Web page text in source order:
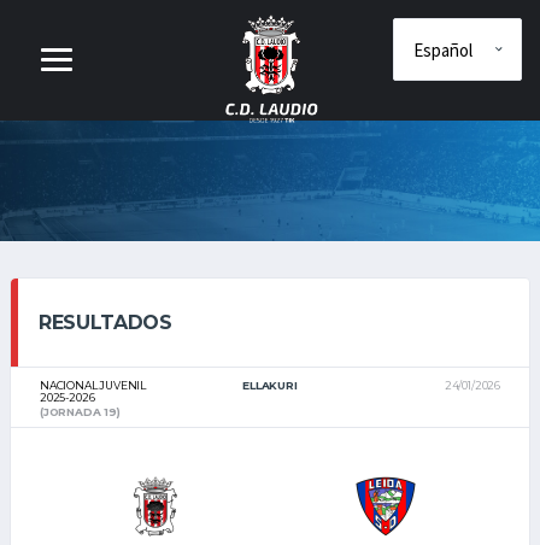
RESULTADOS
NACIONAL JUVENIL
2025-2026
ELLAKURI
24/01/2026
(JORNADA 19)